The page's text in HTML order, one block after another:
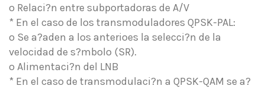
o Relaci?n entre subportadoras de A/V
* En el caso de los transmoduladores QPSK-PAL:
o Se a?aden a los anterioes la selecci?n de la
velocidad de s?mbolo (SR).
o Alimentaci?n del LNB
* En el caso de transmodulaci?n a QPSK-QAM se a?